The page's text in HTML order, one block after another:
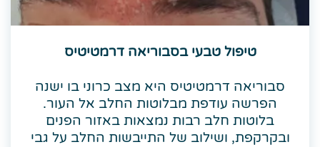
טיפול טבעי בסבוריאה דרמטיטיס
סבוריאה דרמטיטיס היא מצב כרוני בו ישנה
הפרשה עודפת מבלוטות החלב אל העור.
בלוטות חלב רבות נמצאות באזור הפנים
ובקרקפת, ושילוב של התייבשות החלב על גבי